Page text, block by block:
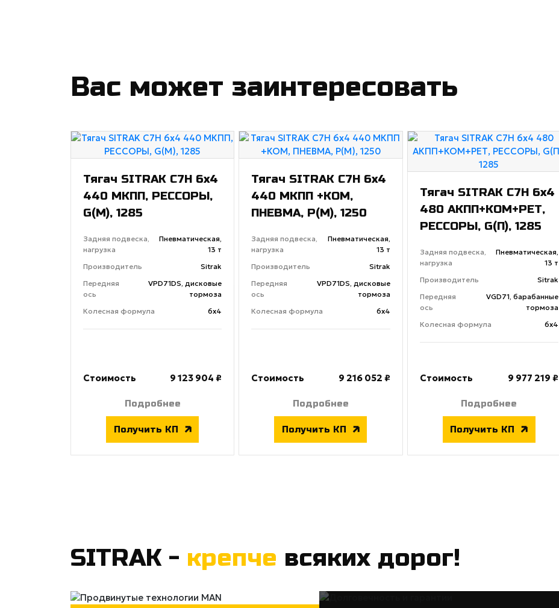
Вас может заинтересовать
Тягач SITRAK C7H 6x4
440 МКПП, РЕССОРЫ,
G(М), 1285
Задняя подвеска,
нагрузка
Пневматическая,
13 т
Производитель
Sitrak
Передняя
ось
VPD71DS, дисковые
тормоза
Колесная формула
6х4
Стоимость 9 123 904 ₽
Подробнее
Получить КП
Тягач SITRAK C7H 6x4
440 МКПП +КОМ,
ПНЕВМА, P(М), 1250
Задняя подвеска,
нагрузка
Пневматическая,
13 т
Производитель
Sitrak
Передняя
ось
VPD71DS, дисковые
тормоза
Колесная формула
6х4
Стоимость 9 216 052 ₽
Подробнее
Получить КП
Тягач SITRAK C7H 6x4
480 АКПП+КОМ+РЕТ,
РЕССОРЫ, G(П), 1285
Задняя подвеска,
нагрузка
Пневматическая,
13 т
Производитель
Sitrak
Передняя
ось
VGD71, барабанные
тормоза
Колесная формула
6х4
Стоимость 9 977 219 ₽
Подробнее
Получить КП
SITRAK - крепче всяких дорог!